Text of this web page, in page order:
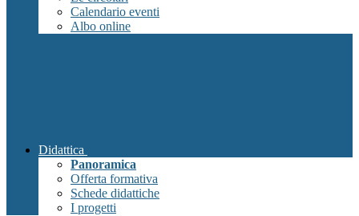
Calendario eventi
Albo online
Didattica
Panoramica
Offerta formativa
Schede didattiche
I progetti